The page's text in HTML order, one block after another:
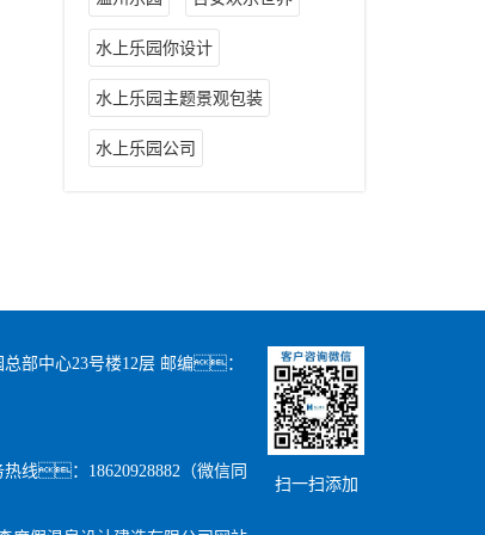
水上乐园你设计
水上乐园主题景观包装
水上乐园公司
部中心23号楼12层 邮编：
线：18620928882（微信同
扫一扫添加